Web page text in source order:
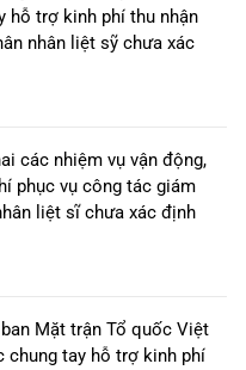
hỗ trợ kinh phí thu nhận
nhân liệt sỹ chưa xác
các nhiệm vụ vận động,
phục vụ công tác giám
liệt sĩ chưa xác định
Mặt trận Tổ quốc Việt
chung tay hỗ trợ kinh phí